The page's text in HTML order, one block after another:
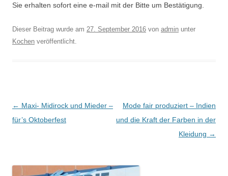
Sie erhalten sofort eine e-mail mit der Bitte um Bestätigung.
Dieser Beitrag wurde am 27. September 2016 von admin unter
Kochen veröffentlicht.
Beitragsnavigation
← Maxi- Midirock und Mieder –
für’s Oktoberfest
Mode fair produziert – Indien
und die Kraft der Farben in der
Kleidung →